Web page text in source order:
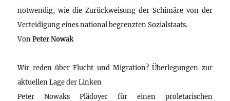
notwendig, wie die Zurückweisung der Schimäre von der
Verteidigung eines national begrenzten Sozialstaats.
VonPeter Nowak
Wir reden über Flucht und Migration? Überlegungen zur
aktuellen Lage der Linken
Peter Nowaks Plädoyer für einen proletarischen